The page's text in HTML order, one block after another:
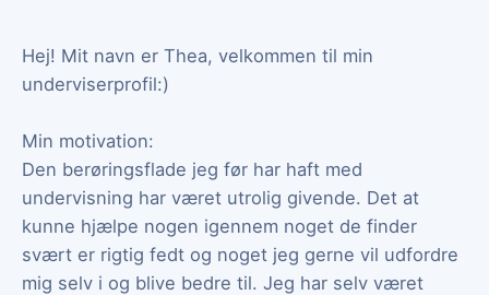
Hej! Mit navn er Thea, velkommen til min
underviserprofil:)
Min motivation:
Den berøringsflade jeg før har haft med
undervisning har været utrolig givende. Det at
kunne hjælpe nogen igennem noget de finder
svært er rigtig fedt og noget jeg gerne vil udfordre
mig selv i og blive bedre til. Jeg har selv været